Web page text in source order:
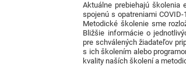
Aktuálne prebiehajú školenia
spojenú s opatreniami
Metodické školenie sme
Bližšie informácie o
pre schválených žiadateľov
s ich školením alebo
kvality naších školení a